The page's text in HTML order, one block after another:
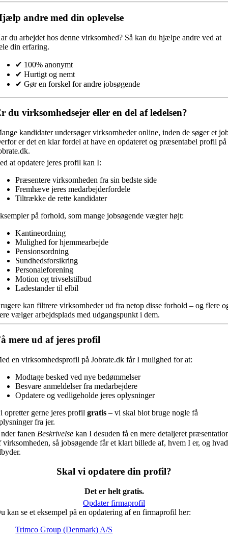
andre med din oplevelse
du arbejdet hos denne virksomhed? Så kan du hjælpe andre ved at
din erfaring.
✔ 100% anonymt
✔ Hurtigt og nemt
✔ Gør en forskel for andre jobsøgende
du virksomhedsejer eller en del af ledelsen?
kandidater undersøger virksomheder online, inden de søger et
er det en klar fordel at have en opdateret og præsentabel profil på
at opdatere jeres profil kan I:
Præsentere virksomheden fra sin bedste side
Fremhæve jeres medarbejderfordele
Tiltrække de rette kandidater
på forhold, som mange jobsøgende vægter højt:
Kantineordning
Mulighed for hjemmearbejde
Pensionsordning
Sundhedsforsikring
Personaleforening
Motion og trivselstilbud
Ladestander til elbil
kan filtrere virksomheder ud fra netop disse forhold – og flere
vælger arbejdsplads med udgangspunkt i dem.
mere ud af jeres profil
en virksomhedsprofil på Jobrate.dk får I mulighed for at:
Modtage besked ved nye bedømmelser
Besvare anmeldelser fra medarbejdere
Opdatere og vedligeholde jeres oplysninger
opretter gerne jeres profilgratis – vi skal blot bruge nogle få
fra jer.
fanen Beskrivelse kan I desuden få en mere detaljeret
virksomheden, så jobsøgende får et klart billede af, hvem I er, og
Skal vi opdatere din profil?
Det er helt gratis.
Opdater firmaprofil
kan se et eksempel på en opdatering af en firmaprofil her:
Trimco Group (Denmark) A/S